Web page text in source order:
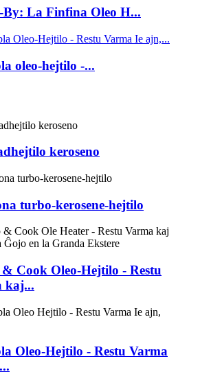
By: La Finfina Oleo H...
oleo-hejtilo -...
keroseno
turbo-kerosene-hejtilo
Cook Oleo-Hejtilo - Restu
kaj...
Oleo-Hejtilo - Restu Varma